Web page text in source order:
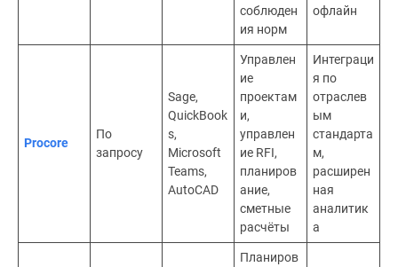
соблюден
ия норм
офлайн
Procore
По
запросу
Sage,
QuickBook
s,
Microsoft
Teams,
AutoCAD
Управлен
ие
проектам
и,
управлен
ие RFI,
планиров
ание,
сметные
расчёты
Интеграци
я по
отраслев
ым
стандарта
м,
расширен
ная
аналитик
а
Планиров